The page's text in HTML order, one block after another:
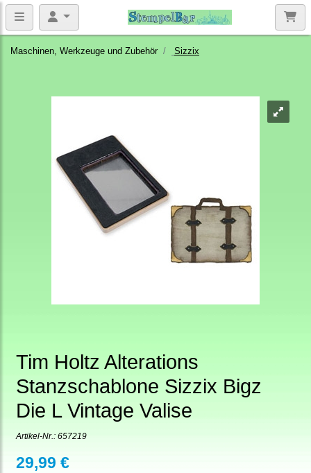
Maschinen, Werkzeuge und Zubehör Sizzix
Tim Holtz Alterations
Stanzschablone Sizzix Bigz
Die L Vintage Valise
Artikel-Nr.: 657219
29,99 €